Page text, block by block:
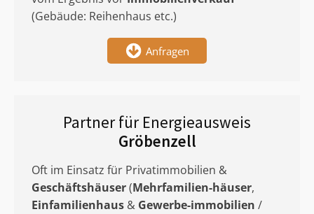
(Gebäude: Reihenhaus etc.)
Anfragen
Partner für Energieausweis
Gröbenzell
Oft im Einsatz für Privatimmobilien &
Geschäftshäuser(Mehrfamilien-häuser,
Einfamilienhaus & Gewerbe-immobilien /